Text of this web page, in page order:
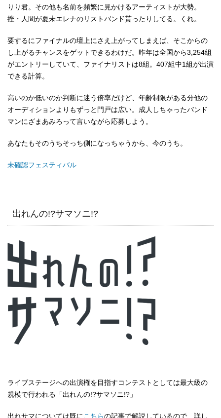
りり君。その他も名前を頻繁に見かけるアーティストが大勢。
挫・人間が夏未エレナのリストバンド貰ったりしてる。くれ。
要するにファイナルの壇上にさえ上がってしまえば、そこからの
し上がるチャンスをゲットできるわけだ。昨年は全国から3,254組
がエントリーしていて、ファイナリストは8組。407組中1組が出演
できる計算。
高いのか低いのか判断に迷う倍率だけど、年齢制限がある分他の
オーディションよりもずっと門戸は広い。成人しちゃったバンド
マンにざまあみろって言いながら応募しよう。
あなたもそのうちそっち側になっちゃうから、今のうち。
未確認フェスティバル
出れんの!?サマソニ!?
ライブステージへの出演権を目指すコンテストとしては最大級の
規模で行われる「出れんの!?サマソニ!?」
出れサマについては既にこちらの記事で解説しているので、詳し